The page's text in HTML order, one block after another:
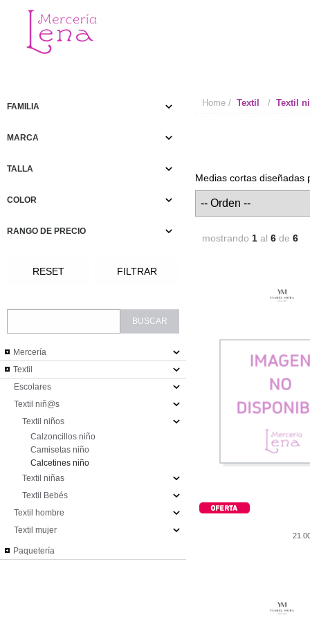
FAMILIA
MARCA
TALLA
COLOR
RANGO DE PRECIO
Mercería
Textil
Escolares
Textil niñ@s
Textil niños
Calzoncillos niño
Camisetas niño
Calcetines niño
Textil niñas
Textil Bebés
Textil hombre
Textil mujer
Paquetería
Home Textil Textil
Medias cortas diseñadas
mostrando 1 al6 de 6